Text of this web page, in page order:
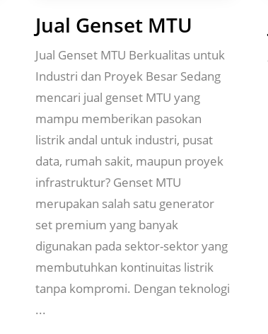
Jual Genset MTU
Jual Genset MTU Berkualitas untuk
Industri dan Proyek Besar Sedang
mencari jual genset MTU yang
mampu memberikan pasokan
listrik andal untuk industri, pusat
data, rumah sakit, maupun proyek
infrastruktur? Genset MTU
merupakan salah satu generator
set premium yang banyak
digunakan pada sektor-sektor yang
membutuhkan kontinuitas listrik
tanpa kompromi. Dengan teknologi
...